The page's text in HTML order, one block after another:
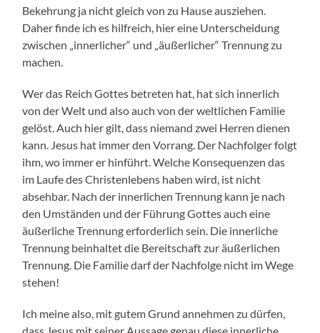
Bekehrung ja nicht gleich von zu Hause ausziehen.
Daher finde ich es hilfreich, hier eine Unterscheidung
zwischen „innerlicher“ und „äußerlicher“ Trennung zu
machen.
Wer das Reich Gottes betreten hat, hat sich innerlich
von der Welt und also auch von der weltlichen Familie
gelöst. Auch hier gilt, dass niemand zwei Herren dienen
kann. Jesus hat immer den Vorrang. Der Nachfolger folgt
ihm, wo immer er hinführt. Welche Konsequenzen das
im Laufe des Christenlebens haben wird, ist nicht
absehbar. Nach der innerlichen Trennung kann je nach
den Umständen und der Führung Gottes auch eine
äußerliche Trennung erforderlich sein. Die innerliche
Trennung beinhaltet die Bereitschaft zur äußerlichen
Trennung. Die Familie darf der Nachfolge nicht im Wege
stehen!
Ich meine also, mit gutem Grund annehmen zu dürfen,